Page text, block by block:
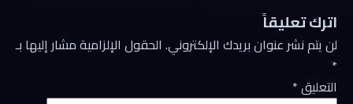
اترك تعليقاً
لن يتم نشر عنوان بريدك الإلكتروني. الحقول الإلزامية مشار إليها بـ
*
التعليق*